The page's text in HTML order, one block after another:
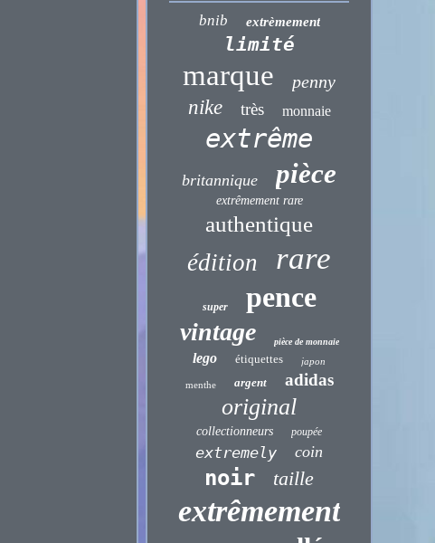
bnib extrèmement
limité
marque penny
nike très monnaie
extrême
britannique pièce
extrêmement rare
authentique
édition rare
super pence
vintage pièce de monnaie
lego étiquettes japon
menthe argent adidas
original
collectionneurs poupée
extremely coin
noir taille
extrêmement